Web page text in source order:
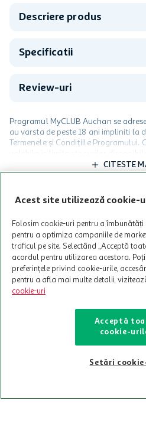
Descriere produs
Specificatii
Review-uri
Programul MyCLUB Auchan se
au varsta de peste 18 ani impliniti la
Termenele și Condițiile Programului.
valabile in limita stocurilor
limita a 12 unitati / card client o
Cardul poate fi utilizat doar in
participante și pentru acțiuni
nu poate fi utilizat in legatura cu alti
care aceste este suspendat sau in
intretineri sau reparatii tehnice la
CITESTE
Iti stam mereu la
Acest site utilizează cookie-
Folosim cookie-uri pentru a îmbunătăți
pentru a optimiza campaniile de
traficul pe site. Selectând „Acceptă
acordul pentru utilizarea acestora.
preferințele privind cookie-urile,
pentru a afla mai multe detalii,
cookie-uri
Acceptă
cookie-
Setări